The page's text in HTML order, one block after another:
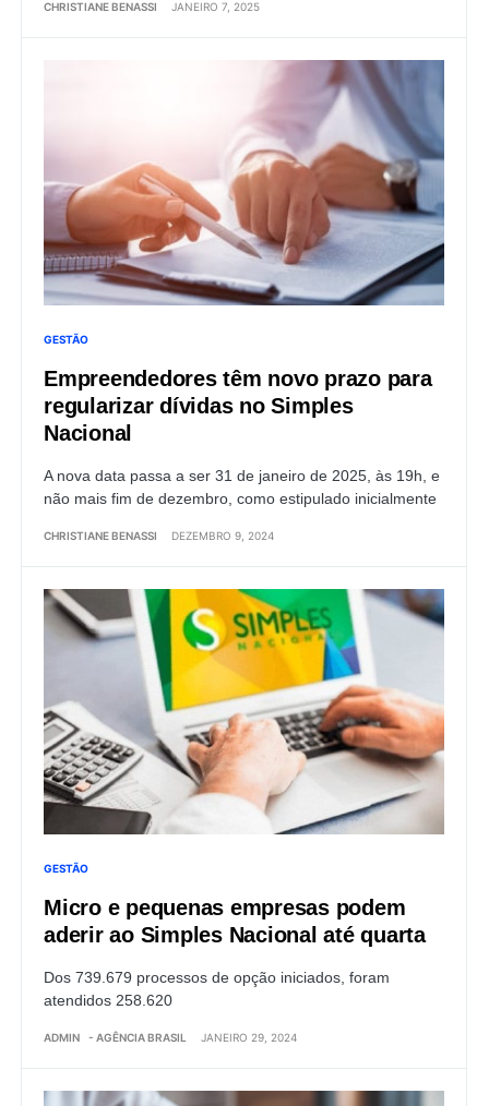
CHRISTIANE BENASSI JANEIRO 7, 2025
GESTÃO
Empreendedores têm novo prazo para
regularizar dívidas no Simples
Nacional
A nova data passa a ser 31 de janeiro de 2025, às 19h, e
não mais fim de dezembro, como estipulado inicialmente
CHRISTIANE BENASSI DEZEMBRO 9, 2024
GESTÃO
Micro e pequenas empresas podem
aderir ao Simples Nacional até quarta
Dos 739.679 processos de opção iniciados, foram
atendidos 258.620
ADMIN - AGÊNCIA BRASIL JANEIRO 29, 2024